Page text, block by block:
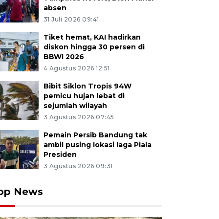
absen
31 Juli 2026 09:41
Tiket hemat, KAI hadirkan
diskon hingga 30 persen di
BBWI 2026
4 Agustus 2026 12:51
Bibit Siklon Tropis 94W
pemicu hujan lebat di
sejumlah wilayah
3 Agustus 2026 07:45
Pemain Persib Bandung tak
ambil pusing lokasi laga Piala
Presiden
3 Agustus 2026 09:31
News